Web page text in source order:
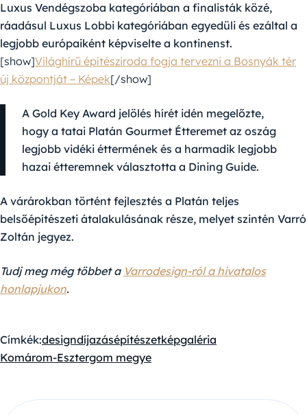
Luxus Vendégszoba kategóriában a finalisták közé,
ráadásul Luxus Lobbi kategóriában egyedüli és ezáltal a
legjobb európaiként képviselte a kontinenst.
[show]Világhírű építésziroda fogja tervezni a Bosnyák tér
új központját – Képek[/show]
A Gold Key Award jelölés hírét idén megelőzte,
hogy a tatai Platán Gourmet Étteremet az oszág
legjobb vidéki éttermének és a harmadik legjobb
hazai étteremnek választotta a Dining Guide.
A várárokban történt fejlesztés a Platán teljes
belsőépítészeti átalakulásának része, melyet szintén Varró
Zoltán jegyez.
Tudj meg még többet a Varrodesign-ról a hivatalos
honlapjukon.
Címkék:designdíjazásépítészetképgaléria
Komárom-Esztergom megye